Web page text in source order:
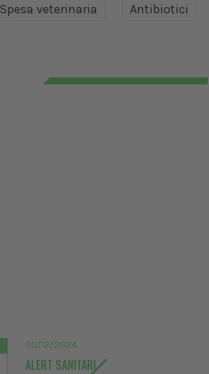
Spesa veterinaria
Antibiotici
20/12/2024
ALERT SANITARI